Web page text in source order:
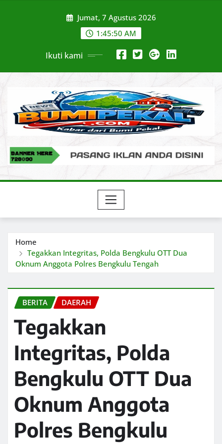
Jumat, 7 Agustus 2026
1:45:51 AM
Ikuti kami
Home
Tegakkan Integritas, Polda Bengkulu OTT Dua
Oknum Anggota Polres Bengkulu Tengah
BERITA DAERAH
Tegakkan
Integritas, Polda
Bengkulu OTT Dua
Oknum Anggota
Polres Bengkulu